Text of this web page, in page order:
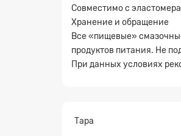
Совместимо с
Хранение и обращение
Все «пищевые»
продуктов питания. Не
При данных условиях
Тара